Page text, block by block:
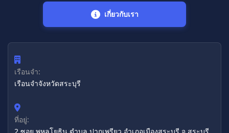
เกี่ยวกับเรา
เรือนจำ:
เรือนจำจังหวัดสระบุรี
ที่อยู่: